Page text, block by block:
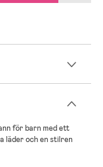
för barn med ett
läder och en stilren